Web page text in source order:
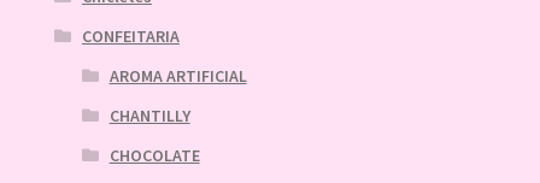
CONFEITARIA
AROMA ARTIFICIAL
CHANTILLY
CHOCOLATE